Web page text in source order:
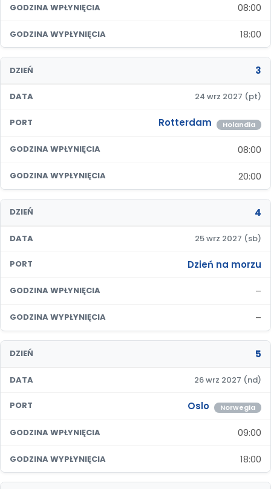
GODZINA WPŁYNIĘCIA 08:00
GODZINA WYPŁYNIĘCIA 18:00
DZIEŃ 3
DATA 24 wrz 2027 (pt)
PORT Rotterdam Holandia
GODZINA WPŁYNIĘCIA 08:00
GODZINA WYPŁYNIĘCIA 20:00
DZIEŃ 4
DATA 25 wrz 2027 (sb)
PORT Dzień na morzu
GODZINA WPŁYNIĘCIA –
GODZINA WYPŁYNIĘCIA –
DZIEŃ 5
DATA 26 wrz 2027 (nd)
PORT Oslo Norwegia
GODZINA WPŁYNIĘCIA 09:00
GODZINA WYPŁYNIĘCIA 18:00